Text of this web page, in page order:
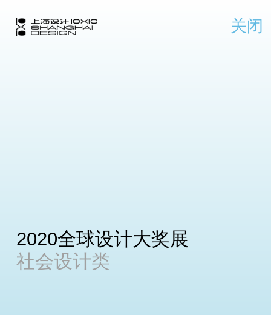
关闭
2020全球设计大奖展
社会设计类